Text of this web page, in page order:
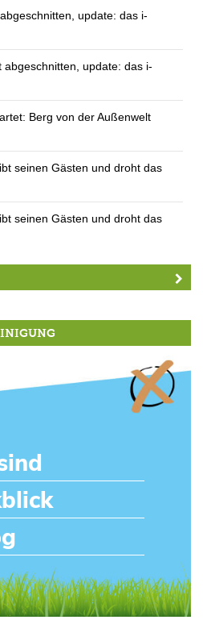
update: das i-
abgeschnitten, update: das i-
Berg von der Außenwelt
seinen Gästen und droht das
seinen Gästen und droht das